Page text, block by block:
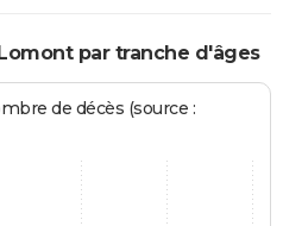
par tranche d'âges
de décès (source :